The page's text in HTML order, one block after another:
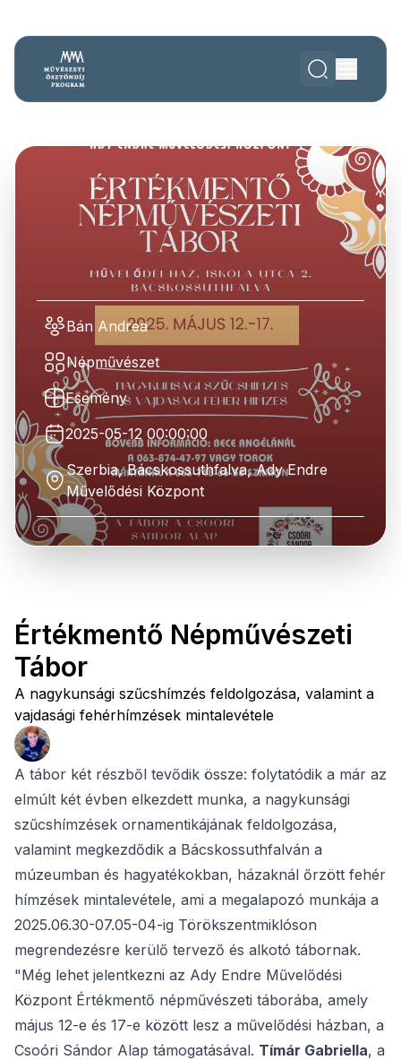
Bán Andrea
Népművészet
Esemény
2025-05-12 00:00:00
Szerbia, Bácskossuthfalva, Ady Endre
Művelődési Központ
Értékmentő Népművészeti
Tábor
A nagykunsági szűcshímzés feldolgozása, valamint a
vajdasági fehérhímzések mintalevétele
A tábor két részből tevődik össze: folytatódik a már az
elmúlt két évben elkezdett munka, a nagykunsági
szűcshímzések ornamentikájának feldolgozása,
valamint megkezdődik a Bácskossuthfalván a
múzeumban és hagyatékokban, házaknál őrzött fehér
hímzések mintalevétele, ami a megalapozó munkája a
2025.06.30-07.05-04-ig Törökszentmiklóson
megrendezésre kerülő tervező és alkotó tábornak.
"Még lehet jelentkezni az Ady Endre Művelődési
Központ Értékmentő népművészeti táborába, amely
május 12-e és 17-e között lesz a művelődési házban, a
Csoóri Sándor Alap támogatásával. Tímár Gabriella, a